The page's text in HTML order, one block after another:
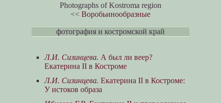
Photographs of Kostroma region
<< Воробьинообразные
фотография и костромской край
Л.И. Сизинцева. А был ли веер?
Екатерина II в Костроме
Л.И. Сизинцева. Екатерина II в Костроме:
У истоков образа